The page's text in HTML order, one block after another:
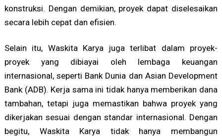
konstruksi. Dengan demikian, proyek dapat diselesaikan
secara lebih cepat dan efisien.
Selain itu, Waskita Karya juga terlibat dalam proyek-
proyek yang dibiayai oleh lembaga keuangan
internasional, seperti Bank Dunia dan Asian Development
Bank (ADB). Kerja sama ini tidak hanya memberikan dana
tambahan, tetapi juga memastikan bahwa proyek yang
dikerjakan sesuai dengan standar internasional. Dengan
begitu, Waskita Karya tidak hanya membangun